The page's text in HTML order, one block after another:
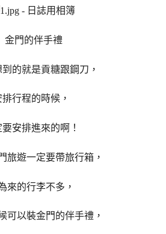
金門的伴手禮
的就是貢糖跟鋼刀，
排行程的時候，
安排進來的啊！
旅遊一定要帶旅行箱，
來的行李不多，
可以裝金門的伴手禮，